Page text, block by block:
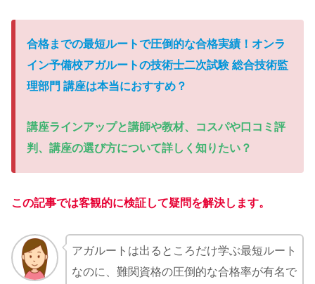
合格までの最短ルートで圧倒的な合格実績！オンラ
イン予備校アガルートの技術士二次試験 総合技術監
理部門 講座は本当におすすめ？
講座ラインアップと講師や教材、コスパや口コミ評
判、講座の選び方について詳しく知りたい？
この記事では客観的に検証して疑問を解決します。
アガルートは出るところだけ学ぶ最短ルート
なのに、難関資格の圧倒的な合格率が有名で